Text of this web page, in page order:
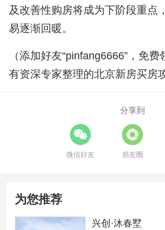
及改善性购房将成为下阶段重点
易逐渐回暖。
（添加好友“pinfang6666”，免
有资深专家整理的北京新房买房
分享到
微信好友 朋友圈
为您推荐
兴创·沐春墅